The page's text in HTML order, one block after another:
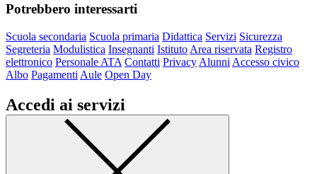
Potrebbero interessarti
Scuola secondaria Scuola primaria Didattica Servizi Sicurezza
Segreteria Modulistica Insegnanti Istituto Area riservata Registro
elettronico Personale ATA Contatti Privacy Alunni Accesso civico
Albo Pagamenti Aule Open Day
Accedi ai servizi